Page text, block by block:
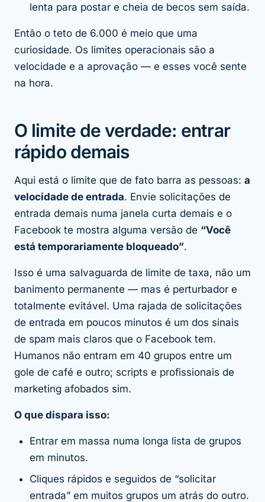
lenta para postar e cheia de becos sem saída.
Então o teto de 6.000 é meio que uma
curiosidade. Os limites operacionais são a
velocidade e a aprovação — e esses você sente
na hora.
O limite de verdade: entrar
rápido demais
Aqui está o limite que de fato barra as pessoas: a
velocidade de entrada. Envie solicitações de
entrada demais numa janela curta demais e o
Facebook te mostra alguma versão de “Você
está temporariamente bloqueado”.
Isso é uma salvaguarda de limite de taxa, não um
banimento permanente — mas é perturbador e
totalmente evitável. Uma rajada de solicitações
de entrada em poucos minutos é um dos sinais
de spam mais claros que o Facebook tem.
Humanos não entram em 40 grupos entre um
gole de café e outro; scripts e profissionais de
marketing afobados sim.
O que dispara isso:
Entrar em massa numa longa lista de grupos
em minutos.
Cliques rápidos e seguidos de “solicitar
entrada” em muitos grupos um atrás do outro.